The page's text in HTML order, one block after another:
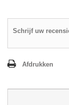
Schrijf uw
Afdrukken